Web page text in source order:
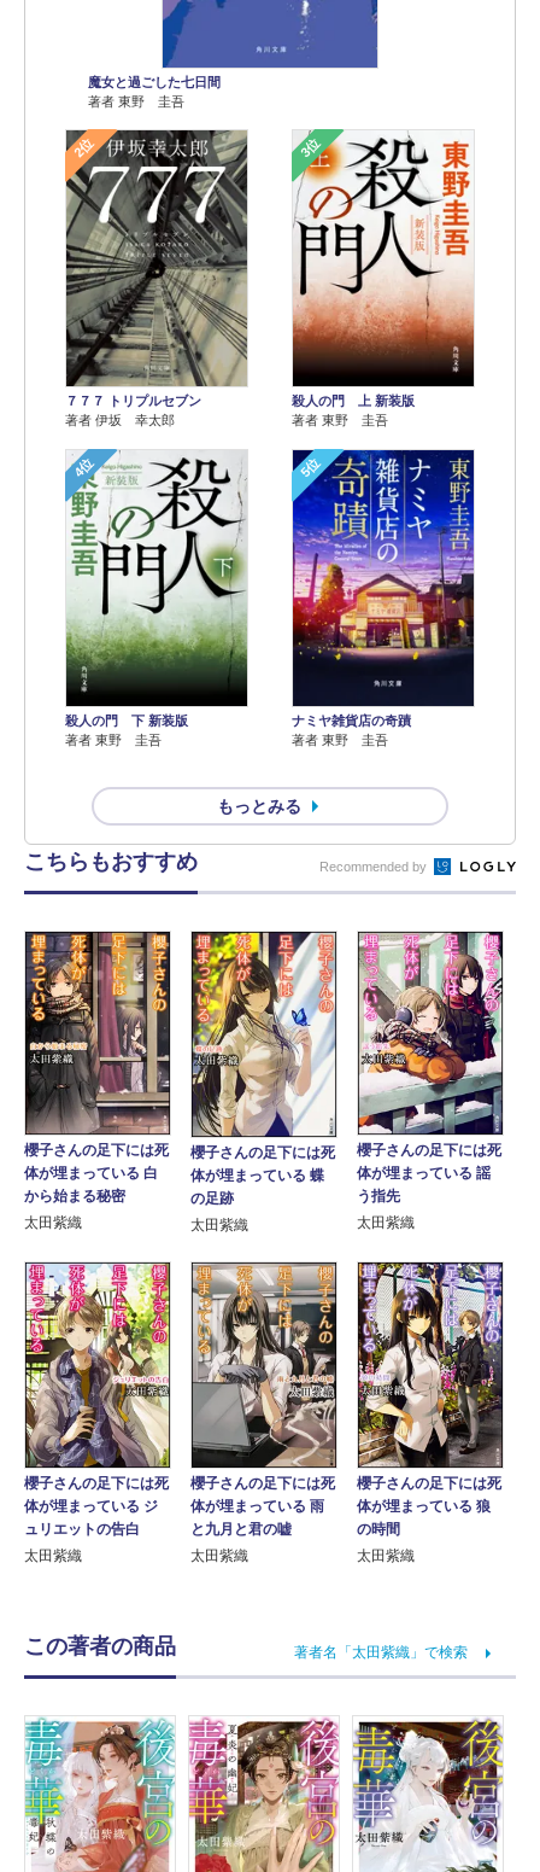
魔女と過ごした七日間
著者 東野 圭吾
2位
７７７ トリプルセブン
著者 伊坂 幸太郎
3位
殺人の門 上 新装版
著者 東野 圭吾
4位
殺人の門 下 新装版
著者 東野 圭吾
5位
ナミヤ雑貨店の奇蹟
著者 東野 圭吾
もっとみる
こちらもおすすめ Recommended by
櫻子さんの足下には死
体が埋まっている 白
から始まる秘密
太田紫織
櫻子さんの足下には死
体が埋まっている 蝶
の足跡
太田紫織
櫻子さんの足下には死
体が埋まっている 謡
う指先
太田紫織
櫻子さんの足下には死
体が埋まっている ジ
ュリエットの告白
太田紫織
櫻子さんの足下には死
体が埋まっている 雨
と九月と君の嘘
太田紫織
櫻子さんの足下には死
体が埋まっている 狼
の時間
太田紫織
この著者の商品 著者名「太田紫織」で検索